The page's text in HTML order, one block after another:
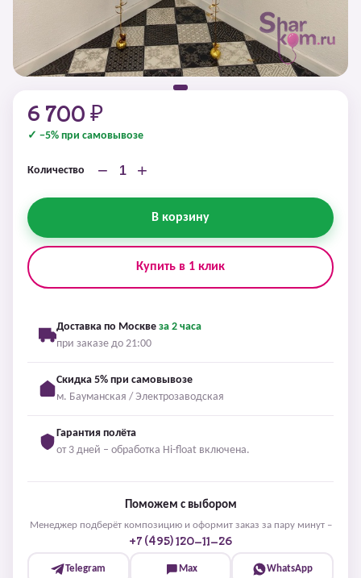
6 700 ₽
✓ −5% при самовывозе
Количество − +
В корзину
Купить в 1 клик
Доставка по Москве за 2 часа
при заказе до 21:00
Скидка 5% при самовывозе
м. Бауманская / Электрозаводская
Гарантия полёта
от 3 дней – обработка Hi-float включена.
Поможем с выбором
Менеджер подберёт композицию и оформит заказ за пару минут –
+7 (495) 120-11-26
Telegram Max WhatsApp